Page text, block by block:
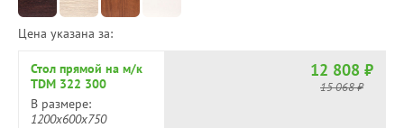
Цена указана за:
Стол прямой на м/к
TDM 322 300
В размере:
1200x600x750
12 808 ₽
15 068 ₽